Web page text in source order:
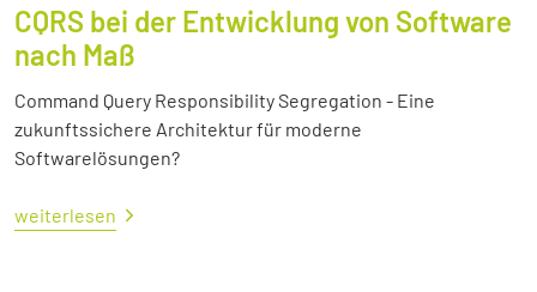
CQRS bei der Entwicklung von Software
nach Maß
Command Query Responsibility Segregation - Eine
zukunftssichere Architektur für moderne
Softwarelösungen?
weiterlesen